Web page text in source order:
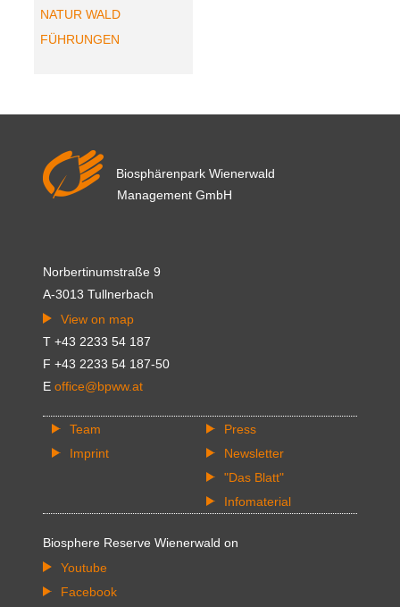
NATUR WALD
FÜHRUNGEN
Biosphärenpark Wienerwald
Management GmbH
Norbertinumstraße 9
A-3013 Tullnerbach
View on map
T +43 2233 54 187
F +43 2233 54 187-50
E office@bpww.at
Team
Imprint
Press
Newsletter
"Das Blatt"
Infomaterial
Biosphere Reserve Wienerwald on
Youtube
Facebook